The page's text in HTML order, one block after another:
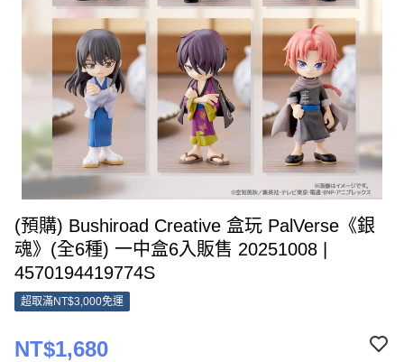
(預購) Bushiroad Creative 盒玩 PalVerse《銀
魂》(全6種) 一中盒6入販售 20251008 |
4570194419774S
超取滿NT$3,000免運
NT$1,680